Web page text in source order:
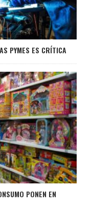
PYMES ES CRÍTICA
PONEN EN